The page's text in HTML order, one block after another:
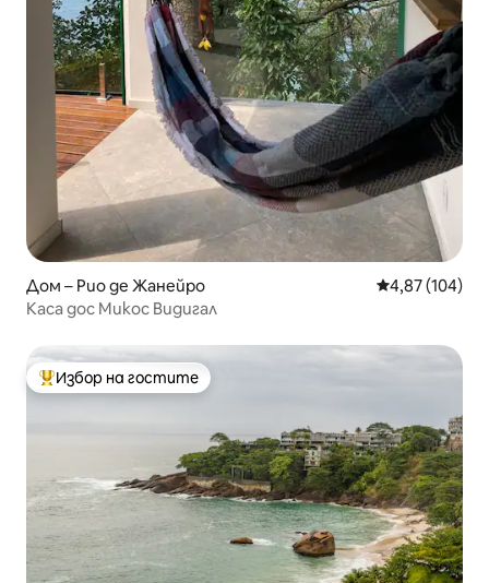
Дом – Рио де Жанейро Средна
4,87 (104)
Каса дос Микос Видигал
Най-популярен избор на гостите
Избор на гостите